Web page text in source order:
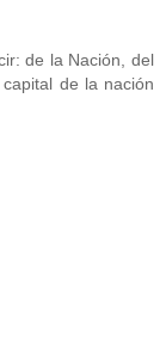
de la Nación, del
de la nación